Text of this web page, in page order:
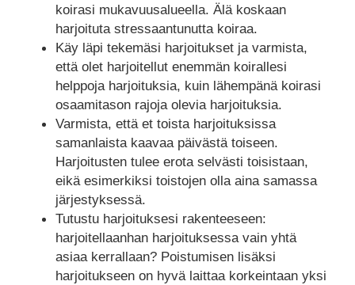
koirasi mukavuusalueella. Älä koskaan
harjoituta stressaantunutta koiraa.
Käy läpi tekemäsi harjoitukset ja varmista,
että olet harjoitellut enemmän koirallesi
helppoja harjoituksia, kuin lähempänä koirasi
osaamitason rajoja olevia harjoituksia.
Varmista, että et toista harjoituksissa
samanlaista kaavaa päivästä toiseen.
Harjoitusten tulee erota selvästi toisistaan,
eikä esimerkiksi toistojen olla aina samassa
järjestyksessä.
Tutustu harjoituksesi rakenteeseen:
harjoitellaanhan harjoituksessa vain yhtä
asiaa kerrallaan? Poistumisen lisäksi
harjoitukseen on hyvä laittaa korkeintaan yksi